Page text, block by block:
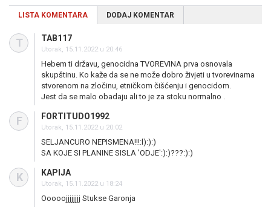
LISTA KOMENTARA DODAJ KOMENTAR
T TAB117
Utorak, 15.11.2022 u 20:46
Hebem ti državu, genocidna TVOREVINA prva osnovala
skupštinu. Ko kaže da se ne može dobro živjeti u tvorevinama
stvorenom na zločinu, etničkom čišćenju i genocidom.
Jest da se malo obadaju ali to je za stoku normalno .
F FORTITUDO1992
Utorak, 15.11.2022 u 20:02
SELJANCURO NEPISMENA!!!:l):):)
SA KOJE SI PLANINE SISLA 'ODJE':):)???:):)
K KAPIJA
Utorak, 15.11.2022 u 18:24
Ooooojjjjjjjj Stukse Garonja